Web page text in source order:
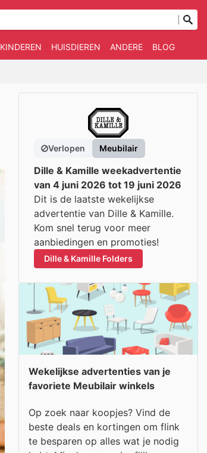
KINDEREN HUISDIEREN ANDERE BLOG
Verlopen Meubilair
Dille & Kamille weekadvertentie
van 4 juni 2026 tot 19 juni 2026
Dit is de laatste wekelijkse
advertentie van Dille & Kamille.
Kom snel terug voor meer
aanbiedingen en promoties!
Dille & Kamille Folders
Wekelijkse advertenties van je
favoriete Meubilair winkels
Op zoek naar koopjes? Vind de
beste deals en kortingen om flink
te besparen op alles wat je nodig